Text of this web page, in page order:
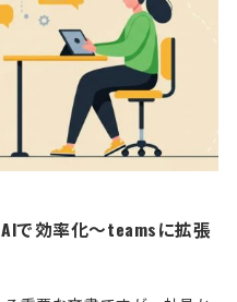
で効率化～teamsに拡張